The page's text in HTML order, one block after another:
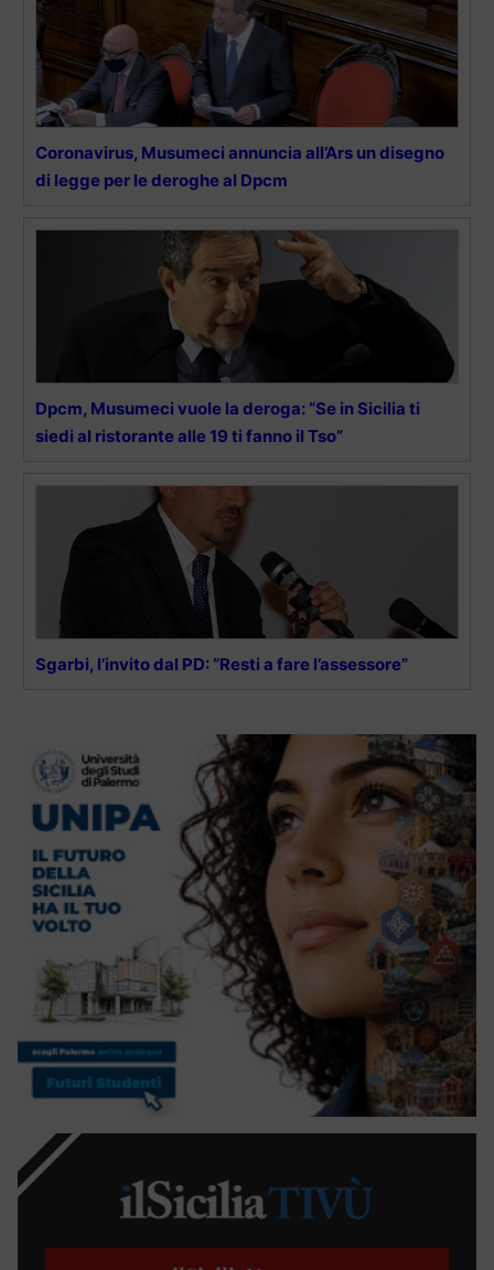
Coronavirus, Musumeci annuncia all’Ars un disegno
di legge per le deroghe al Dpcm
Dpcm, Musumeci vuole la deroga: “Se in Sicilia ti
siedi al ristorante alle 19 ti fanno il Tso”
Sgarbi, l’invito dal PD: “Resti a fare l’assessore”